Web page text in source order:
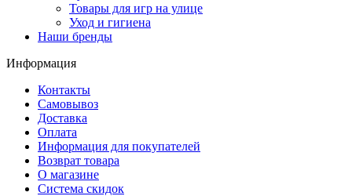
Товары для игр на улице
Уход и гигиена
Наши бренды
Информация
Контакты
Самовывоз
Доставка
Оплата
Информация для покупателей
Возврат товара
О магазине
Система скидок